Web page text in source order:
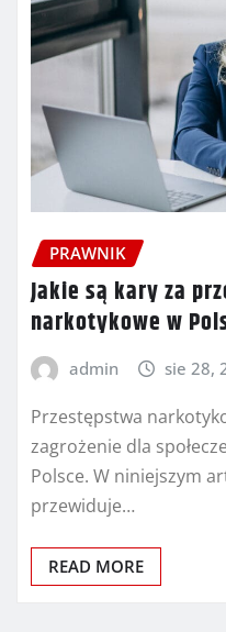
PRAWNIK
Jakie są kary za
narkotykowe w
admin sie 28,
Przestępstwa
zagrożenie dla
Polsce. W niniejszym
przewiduje…
READ MORE